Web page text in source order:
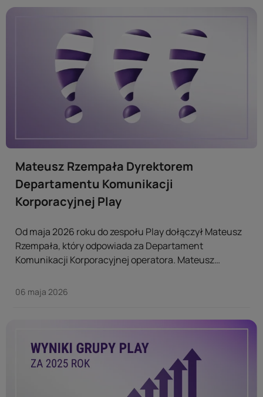
utrzymującej się presji konkurencyjnej. ...
Mateusz Rzempała Dyrektorem
Departamentu Komunikacji
Korporacyjnej Play
Od maja 2026 roku do zespołu Play dołączył Mateusz
Rzempała, który odpowiada za Departament
Komunikacji Korporacyjnej operatora. Mateusz
korporacyjnej – w tym za strategię PR’ową, relacje z
06 maja 2026